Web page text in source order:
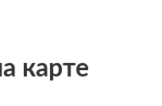
карте